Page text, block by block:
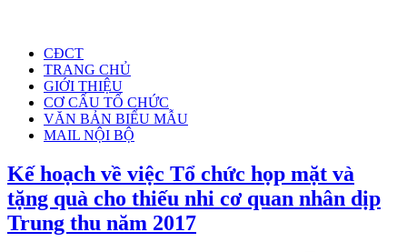
CĐCT
TRANG CHỦ
GIỚI THIỆU
CƠ CẤU TỔ CHỨC
VĂN BẢN BIỂU MẪU
MAIL NỘI BỘ
Kế hoạch về việc Tổ chức họp mặt và
tặng quà cho thiếu nhi cơ quan nhân dịp
Trung thu năm 2017